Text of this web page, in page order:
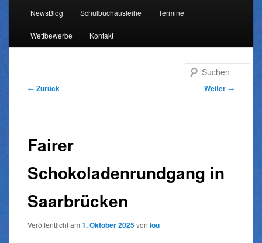
wechseln
NewsBlog Schulbuchausleihe Termine
Wettbewerbe Kontakt
Beitragsnavigation
← Zurück Weiter →
Fairer
Schokoladenrundgang in
Saarbrücken
Veröffentlicht am 1. Oktober 2025von lou